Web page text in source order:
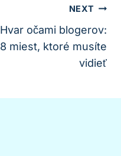
NEXT
Hvar očami blogerov:
8 miest, ktoré musíte
vidieť